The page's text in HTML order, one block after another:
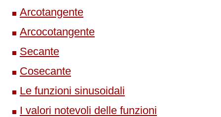
Arcotangente
Arcocotangente
Secante
Cosecante
Le funzioni sinusoidali
I valori notevoli delle funzioni